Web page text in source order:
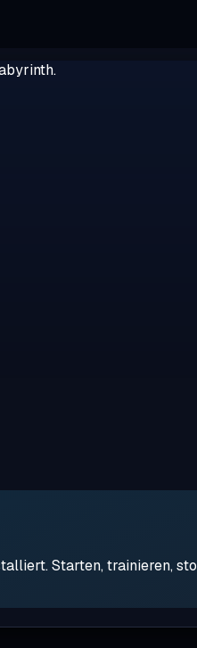
Starten, trainieren,